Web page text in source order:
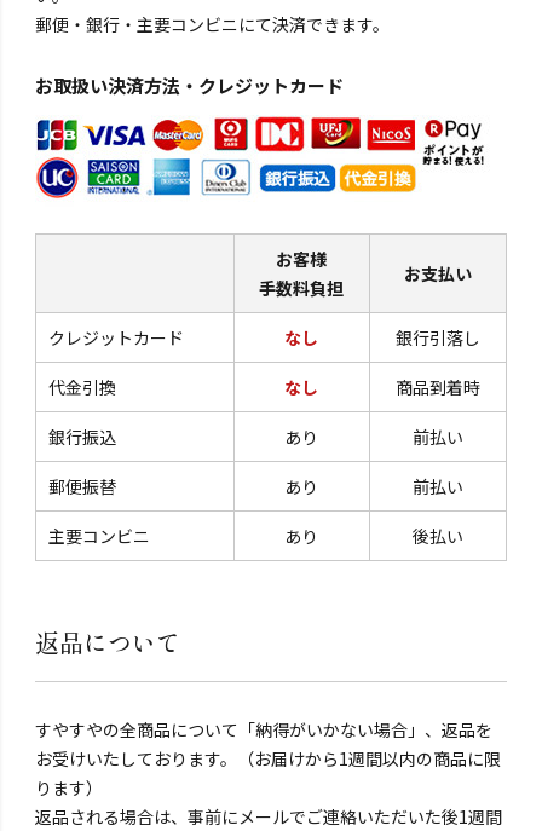
郵便・銀行・主要コンビニにて決済できます。
お取扱い決済方法・クレジットカード
お客様
手数料負担
お支払い
クレジットカード なし 銀行引落し
代金引換 なし 商品到着時
銀行振込 あり 前払い
郵便振替 あり 前払い
主要コンビニ あり 後払い
返品について
すやすやの全商品について「納得がいかない場合」、返品を
お受けいたしております。（お届けから1週間以内の商品に限
ります）
返品される場合は、事前にメールでご連絡いただいた後1週間